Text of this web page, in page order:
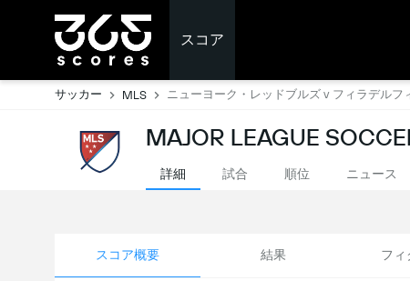
スコア
サッカー MLS ニューヨーク・レッドブルズ v フィラデルフ
MAJOR LEAGUE
詳細 試合 順位 ニュース
スコア概要 結果 フィ